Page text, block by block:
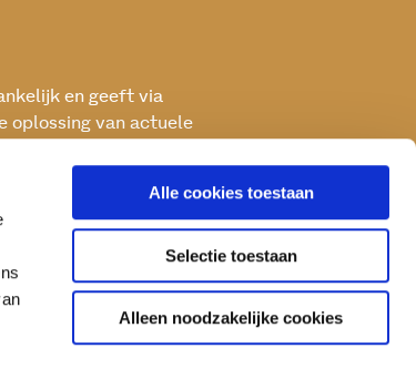
Alle cookies toestaan
Selectie toestaan
Alleen noodzakelijke cookies
en geeft via
oplossing van actuele